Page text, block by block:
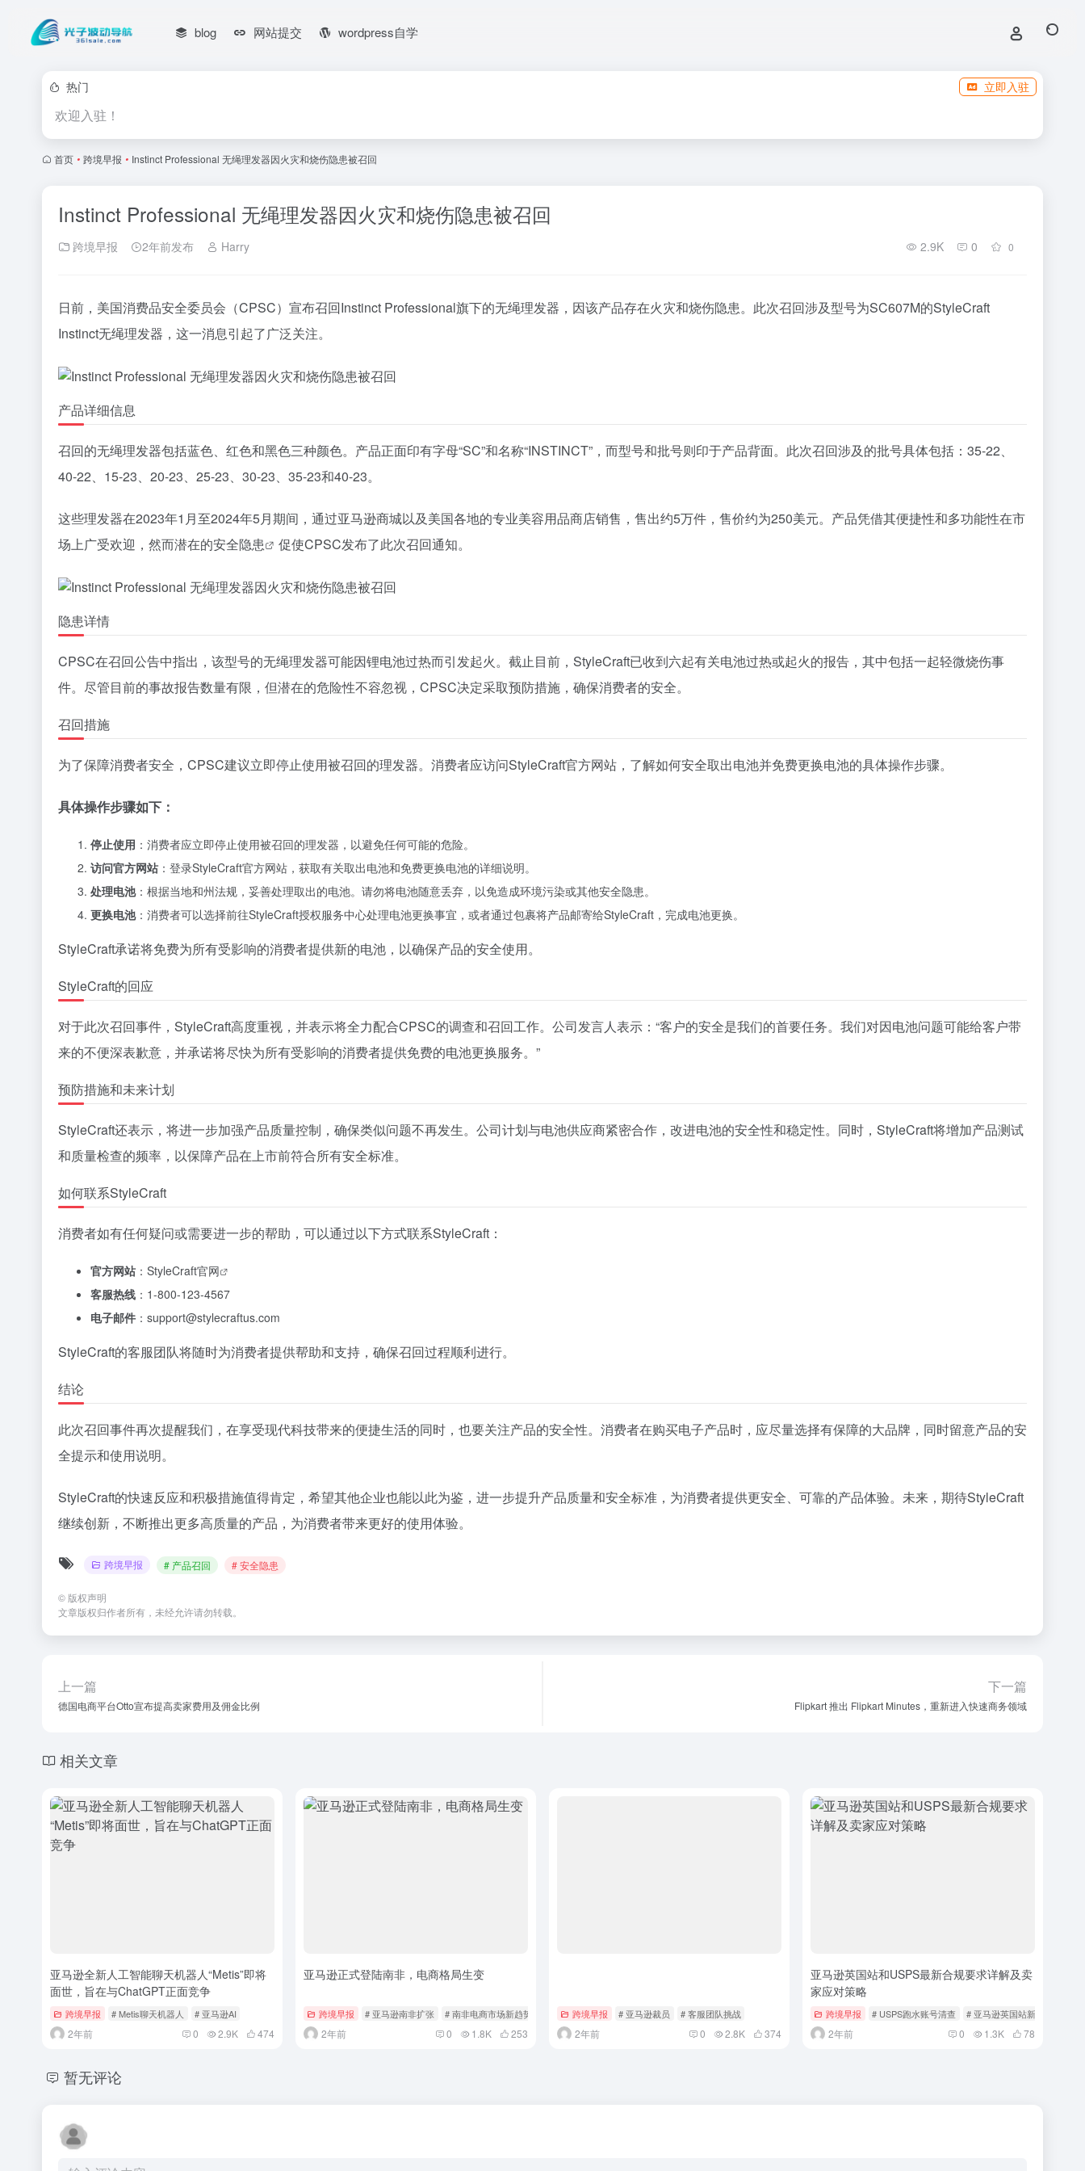
blog 网站提交 wordpress自学
热门 立即入驻
欢迎入驻！
首页 • 跨境早报 • Instinct Professional 无绳理发器因火灾和烧伤隐患被召回
Instinct Professional 无绳理发器因火灾和烧伤隐患被召回
跨境早报 2年前发布 Harry 2.9K 0 0
日前，美国消费品安全委员会（CPSC）宣布召回Instinct Professional旗下的无绳理发器，因该产品存在火灾和烧伤隐患。此次召回涉及型号为SC607M的StyleCraft
Instinct无绳理发器，这一消息引起了广泛关注。
产品详细信息
召回的无绳理发器包括蓝色、红色和黑色三种颜色。产品正面印有字母“SC”和名称“INSTINCT”，而型号和批号则印于产品背面。此次召回涉及的批号具体包括：35-22、
40-22、15-23、20-23、25-23、30-23、35-23和40-23。
这些理发器在2023年1月至2024年5月期间，通过亚马逊商城以及美国各地的专业美容用品商店销售，售出约5万件，售价约为250美元。产品凭借其便捷性和多功能性在市
场上广受欢迎，然而潜在的安全隐患 促使CPSC发布了此次召回通知。
隐患详情
CPSC在召回公告中指出，该型号的无绳理发器可能因锂电池过热而引发起火。截止目前，StyleCraft已收到六起有关电池过热或起火的报告，其中包括一起轻微烧伤事
件。尽管目前的事故报告数量有限，但潜在的危险性不容忽视，CPSC决定采取预防措施，确保消费者的安全。
召回措施
为了保障消费者安全，CPSC建议立即停止使用被召回的理发器。消费者应访问StyleCraft官方网站，了解如何安全取出电池并免费更换电池的具体操作步骤。
具体操作步骤如下：
停止使用 ：消费者应立即停止使用被召回的理发器，以避免任何可能的危险。
访问官方网站 ：登录StyleCraft官方网站，获取有关取出电池和免费更换电池的详细说明。
处理电池：根据当地和州法规，妥善处理取出的电池。请勿将电池随意丢弃，以免造成环境污染或其他安全隐患。
更换电池：消费者可以选择前往StyleCraft授权服务中心处理电池更换事宜，或者通过包裹将产品邮寄给StyleCraft，完成电池更换。
StyleCraft承诺将免费为所有受影响的消费者提供新的电池，以确保产品的安全使用。
StyleCraft的回应
对于此次召回事件，StyleCraft高度重视，并表示将全力配合CPSC的调查和召回工作。公司发言人表示：“客户的安全是我们的首要任务。我们对因电池问题可能给客户带
来的不便深表歉意，并承诺将尽快为所有受影响的消费者提供免费的电池更换服务。”
预防措施和未来计划
StyleCraft还表示，将进一步加强产品质量控制，确保类似问题不再发生。公司计划与电池供应商紧密合作，改进电池的安全性和稳定性。同时，StyleCraft将增加产品测试
和质量检查的频率，以保障产品在上市前符合所有安全标准。
如何联系StyleCraft
消费者如有任何疑问或需要进一步的帮助，可以通过以下方式联系StyleCraft：
官方网站 ： StyleCraft官网
客服热线 ：1-800-123-4567
电子邮件 ： support@stylecraftus.com
StyleCraft的客服团队将随时为消费者提供帮助和支持，确保召回过程顺利进行。
结论
此次召回事件再次提醒我们，在享受现代科技带来的便捷生活的同时，也要关注产品的安全性。消费者在购买电子产品时，应尽量选择有保障的大品牌，同时留意产品的安
全提示和使用说明。
StyleCraft的快速反应和积极措施值得肯定，希望其他企业也能以此为鉴，进一步提升产品质量和安全标准，为消费者提供更安全、可靠的产品体验。未来，期待StyleCraft
继续创新，不断推出更多高质量的产品，为消费者带来更好的使用体验。
跨境早报 # 产品召回 # 安全隐患
© 版权声明
文章版权归作者所有，未经允许请勿转载。
上一篇
德国电商平台Otto宣布提高卖家费用及佣金比例
下一篇
Flipkart 推出 Flipkart Minutes，重新进入快速商务领域
相关文章
亚马逊全新人工智能聊天机器人“Metis”即将
面世，旨在与ChatGPT正面竞争
跨境早报 # Metis聊天机器人 # 亚马逊AI
2年前 0 2.9K 474
亚马逊正式登陆南非，电商格局生变
跨境早报 # 亚马逊南非扩张 # 南非电商市场新趋势
2年前 0 1.8K 253
跨境早报 # 亚马逊裁员 # 客服团队挑战
2年前 0 2.8K 374
亚马逊英国站和USPS最新合规要求详解及卖
家应对策略
跨境早报 # USPS跑水账号清查 # 亚马逊英国站新规
2年前 0 1.3K 78
暂无评论